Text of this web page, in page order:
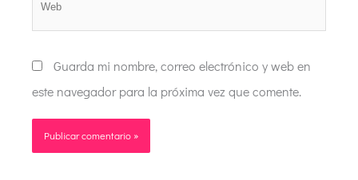
Guarda mi nombre, correo electrónico y web en
este navegador para la próxima vez que comente.